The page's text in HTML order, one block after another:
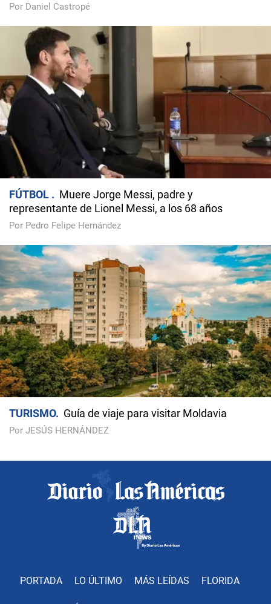
Por Daniel Castropé
FÚTBOL
Muere Jorge Messi, padre y
representante de Lionel Messi, a los 68 años
Por Pedro Felipe Hernández
TURISMO Guía de viaje para visitar Moldavia
Por JESÚS HERNÁNDEZ
PORTADA LO ÚLTIMO MÁS LEÍDAS FLORIDA